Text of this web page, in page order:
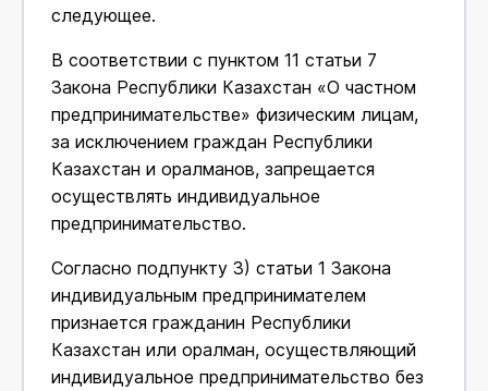
следующее.
В соответствии с пунктом 11 статьи 7
Закона Республики Казахстан «О частном
предпринимательстве» физическим лицам,
за исключением граждан Республики
Казахстан и оралманов, запрещается
осуществлять индивидуальное
предпринимательство.
Согласно подпункту 3) статьи 1 Закона
индивидуальным предпринимателем
признается гражданин Республики
Казахстан или оралман, осуществляющий
индивидуальное предпринимательство без